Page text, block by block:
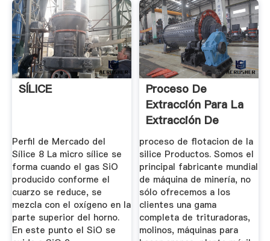
SÍLICE
Perfil de Mercado del
Sílice 8 La micro sílice se
forma cuando el gas SiO
producido conforme el
cuarzo se reduce, se
mezcla con el oxígeno en la
parte superior del horno.
En este punto el SiO se
Proceso De
Extracción Para La
Extracción De
Arena De ...
proceso de flotacion de la
silice Productos. Somos el
principal fabricante mundial
de máquina de minería, no
sólo ofrecemos a los
clientes una gama
completa de trituradoras,
molinos, máquinas para